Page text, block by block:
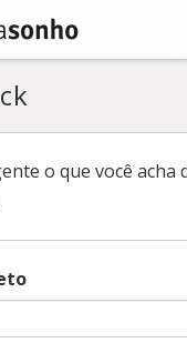
o que você acha